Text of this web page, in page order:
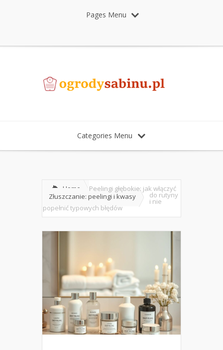
Pages Menu
Categories Menu
Home
Złuszczanie: peelingi i kwasy
Peelingi głębokie: jak włączyć
do rutyny
i nie
popełnić typowych błędów